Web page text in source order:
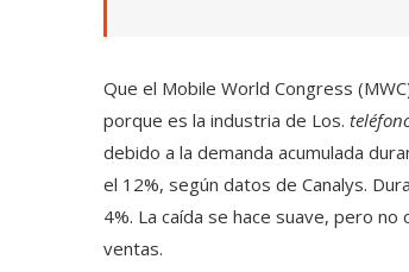
Que el Mobile World Congress
porque es la industria de Los.
debido a la demanda acumulada
el 12%, según datos de Canalys.
4%. La caída se hace suave, pero
ventas.